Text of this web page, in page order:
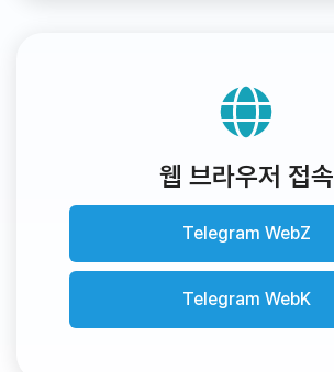
웹 브라우저 접속
Telegram WebZ
Telegram WebK